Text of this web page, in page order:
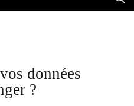
données
?